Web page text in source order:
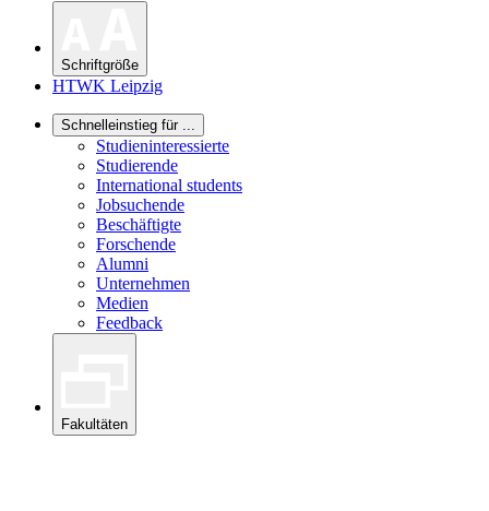
Schriftgröße
HTWK Leipzig
Schnelleinstieg für ...
Studieninteressierte
Studierende
International students
Jobsuchende
Beschäftigte
Forschende
Alumni
Unternehmen
Medien
Feedback
Fakultäten